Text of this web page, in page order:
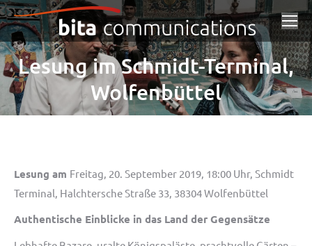
Lesung im Schmidt-Terminal,
Wolfenbüttel
Lesung am Freitag, 20. September 2019, 18:00 Uhr, Schmidt
Terminal, Halchtersche Straße 33, 38304 Wolfenbüttel
Authentische Einblicke in das Land der Gegensätze